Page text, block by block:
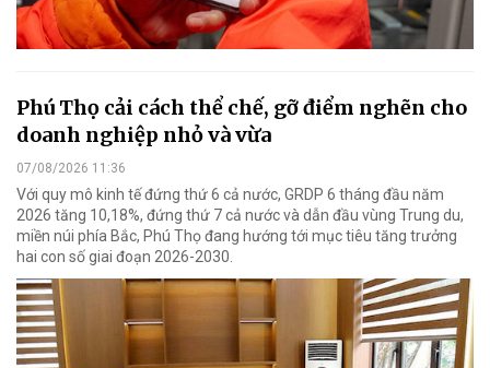
Phú Thọ cải cách thể chế, gỡ điểm nghẽn cho
doanh nghiệp nhỏ và vừa
07/08/2026 11:36
Với quy mô kinh tế đứng thứ 6 cả nước, GRDP 6 tháng đầu năm
2026 tăng 10,18%, đứng thứ 7 cả nước và dẫn đầu vùng Trung du,
miền núi phía Bắc, Phú Thọ đang hướng tới mục tiêu tăng trưởng
hai con số giai đoạn 2026-2030.